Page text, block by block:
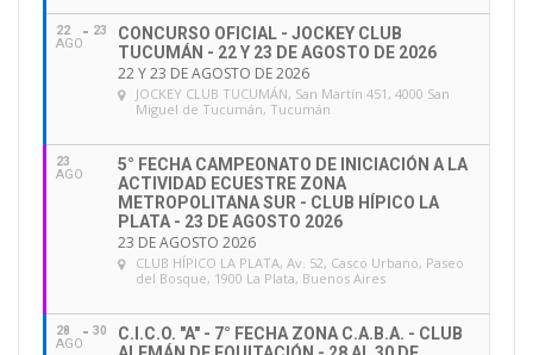
22
AGO
23
CONCURSO OFICIAL - JOCKEY CLUB
TUCUMÁN - 22 Y 23 DE AGOSTO DE 2026
22 Y 23 DE AGOSTO DE 2026
JOCKEY CLUB TUCUMÁN, San Martín 451, 4000 San
Miguel de Tucumán, Tucumán
23
AGO
5° FECHA CAMPEONATO DE INICIACIÓN A LA
ACTIVIDAD ECUESTRE ZONA
METROPOLITANA SUR - CLUB HÍPICO LA
PLATA - 23 DE AGOSTO 2026
23 DE AGOSTO 2026
CLUB HÍPICO LA PLATA, Av. 52, Casco Urbano, Paseo
del Bosque, 1900 La Plata, Buenos Aires
28
AGO
30
C.I.C.O. "A" - 7° FECHA ZONA C.A.B.A. - CLUB